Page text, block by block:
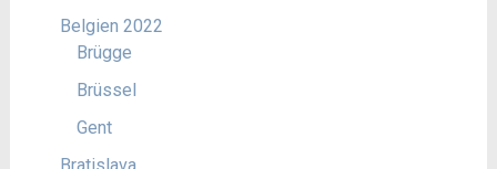
Belgien 2022
Brügge
Brüssel
Gent